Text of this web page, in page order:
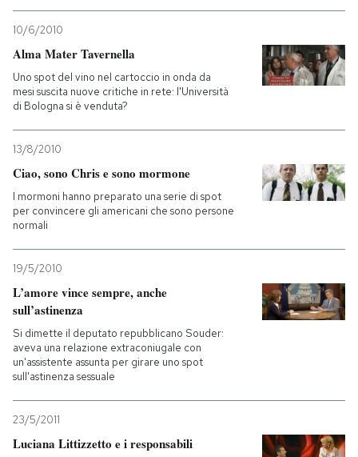
10/6/2010
Alma Mater Tavernella
Uno spot del vino nel cartoccio in onda da
mesi suscita nuove critiche in rete: l'Università
di Bologna si è venduta?
13/8/2010
Ciao, sono Chris e sono mormone
I mormoni hanno preparato una serie di spot
per convincere gli americani che sono persone
normali
19/5/2010
L’amore vince sempre, anche
sull’astinenza
Si dimette il deputato repubblicano Souder:
aveva una relazione extraconiugale con
un'assistente assunta per girare uno spot
sull'astinenza sessuale
23/5/2011
Luciana Littizzetto e i responsabili